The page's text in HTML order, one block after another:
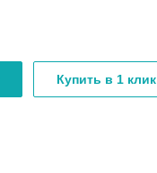
Купить в 1 клик